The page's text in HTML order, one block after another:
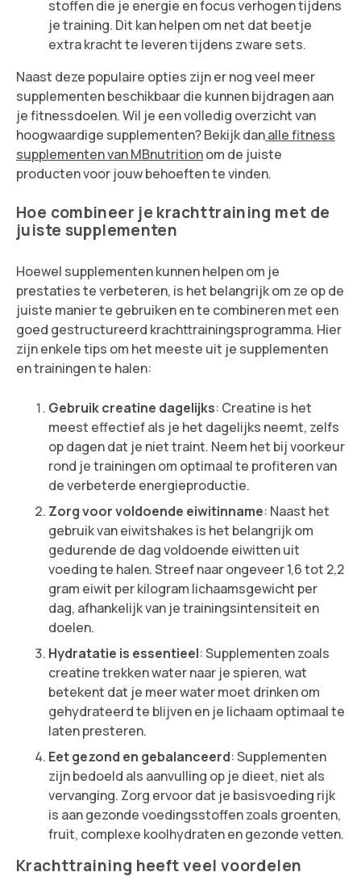
stoffen die je energie en focus verhogen tijdens
je training. Dit kan helpen om net dat beetje
extra kracht te leveren tijdens zware sets.
Naast deze populaire opties zijn er nog veel meer
supplementen beschikbaar die kunnen bijdragen aan
je fitnessdoelen. Wil je een volledig overzicht van
hoogwaardige supplementen? Bekijk danalle fitness
supplementen van MBnutritionom de juiste
producten voor jouw behoeften te vinden.
Hoe combineer je krachttraining met de
juiste supplementen
Hoewel supplementen kunnen helpen om je
prestaties te verbeteren, is het belangrijk om ze op de
juiste manier te gebruiken en te combineren met een
goed gestructureerd krachttrainingsprogramma. Hier
zijn enkele tips om het meeste uit je supplementen
en trainingen te halen:
Gebruik creatine dagelijks: Creatine is het
meest effectief als je het dagelijks neemt, zelfs
op dagen dat je niet traint. Neem het bij voorkeur
rond je trainingen om optimaal te profiteren van
de verbeterde energieproductie.
Zorg voor voldoende eiwitinname: Naast het
gebruik van eiwitshakes is het belangrijk om
gedurende de dag voldoende eiwitten uit
voeding te halen. Streef naar ongeveer 1,6 tot 2,2
gram eiwit per kilogram lichaamsgewicht per
dag, afhankelijk van je trainingsintensiteit en
doelen.
Hydratatie is essentieel: Supplementen zoals
creatine trekken water naar je spieren, wat
betekent dat je meer water moet drinken om
gehydrateerd te blijven en je lichaam optimaal te
laten presteren.
Eet gezond en gebalanceerd: Supplementen
zijn bedoeld als aanvulling op je dieet, niet als
vervanging. Zorg ervoor dat je basisvoeding rijk
is aan gezonde voedingsstoffen zoals groenten,
fruit, complexe koolhydraten en gezonde vetten.
Krachttraining heeft veel voordelen